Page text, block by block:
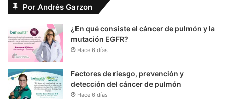
Por Andrés Garzon
¿En qué consiste el cáncer de pulmón y la
mutación EGFR?
Hace 6 días
Factores de riesgo, prevención y
detección del cáncer de pulmón
Hace 6 días